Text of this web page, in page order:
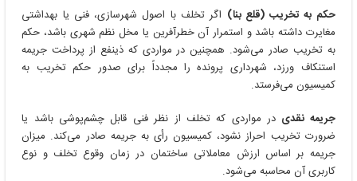
حکم به تخریب (قلع بنا) اگر تخلف با اصول شهرسازی، فنی یا بهداشتی
مغایرت داشته باشد و استمرار آن خطرآفرین یا مخل نظم شهری باشد، حکم
به تخریب صادر می‌شود. همچنین در مواردی که ذینفع از پرداخت جریمه
استنکاف ورزد، شهرداری پرونده را مجدداً برای صدور حکم تخریب به
کمیسیون می‌فرستد.
جریمه نقدی در مواردی که تخلف از نظر فنی قابل چشم‌پوشی باشد یا
ضرورت تخریب احراز نشود، کمیسیون رأی به جریمه صادر می‌کند. میزان
جریمه بر اساس ارزش معاملاتی ساختمان در زمان وقوع تخلف و نوع
کاربری آن محاسبه می‌شود.